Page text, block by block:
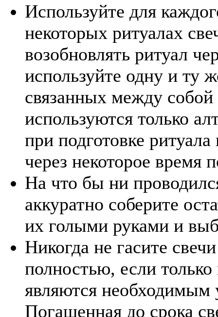
Используйте для
некоторых ритуалах
возобновлять ритуал
используйте одну и ту
связанных между
используются только
при подготовке
через некоторое время
На что бы ни
аккуратно соберите
их голыми руками и
Никогда не гасите
полностью, если
являются необходимым
Погашенная до срока